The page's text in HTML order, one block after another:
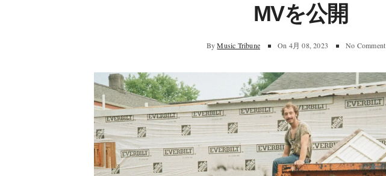
MVを公開
By Music Tribune On 4月 08, 2023 No Comment